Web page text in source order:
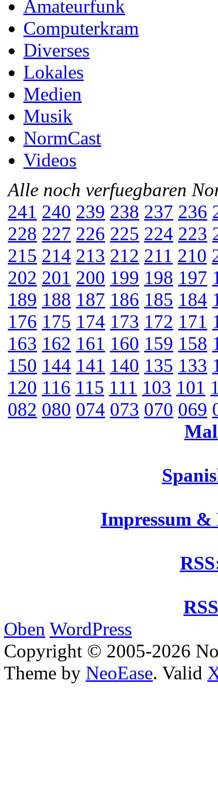
Amateurfunk
Computerkram
Diverses
Lokales
Medien
Musik
NormCast
Videos
Alle noch verfuegbaren
241 240 239 238 237 236
228 227 226 225 224 223
215 214 213 212 211 210
202 201 200 199 198 197
189 188 187 186 185 184
176 175 174 173 172 171
163 162 161 160 159 158
150 144 141 140 135 133
120 116 115 111 103 101
082 080 074 073 070 069
Impressum
Oben WordPress
Copyright © 2005-2026
Theme by NeoEase. Valid